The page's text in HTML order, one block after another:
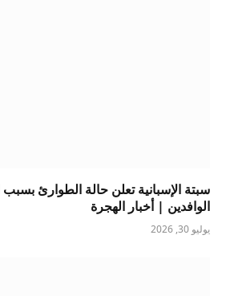
سبتة الإسبانية تعلن حالة الطوارئ بسبب
الوافدين | أخبار الهجرة
يوليو 30, 2026